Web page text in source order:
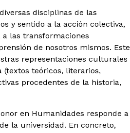
disciplinas de las
y sentido a la acción colectiva,
a las transformaciones
de nosotros mismos. Este
representaciones culturales
(textos teóricos, literarios,
procedentes de la historia,
en Humanidades responde a
la universidad. En concreto,